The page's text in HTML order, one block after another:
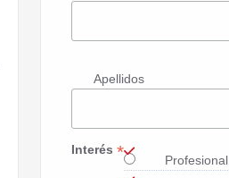
Apellidos
Interés* Profesional